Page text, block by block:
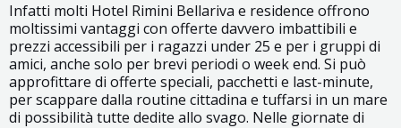
Infatti molti Hotel Rimini Bellariva e residence offrono
moltissimi vantaggi con offerte davvero imbattibili e
prezzi accessibili per i ragazzi under 25 e per i gruppi di
amici, anche solo per brevi periodi o week end. Si può
approfittare di offerte speciali, pacchetti e last-minute,
per scappare dalla routine cittadina e tuffarsi in un mare
di possibilità tutte dedite allo svago. Nelle giornate di